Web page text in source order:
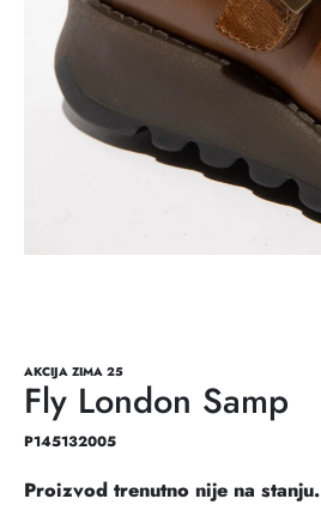
AKCIJA ZIMA 25
Fly London Samp
P145132005
Proizvod trenutno nije na stanju.